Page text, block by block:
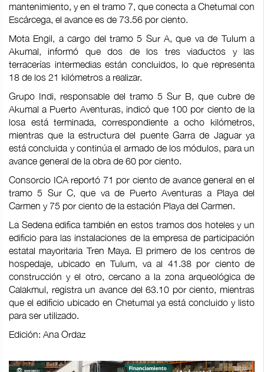
mantenimiento, y en el tramo 7, que conecta a Chetumal con
Escárcega, el avance es de 73.56 por ciento.
Mota Engil, a cargo del tramo 5 Sur A, que va de Tulum a
Akumal, informó que dos de los tres viaductos y las
terracerías intermedias están concluidos, lo que representa
18 de los 21 kilómetros a realizar.
Grupo Indi, responsable del tramo 5 Sur B, que cubre de
Akumal a Puerto Aventuras, indicó que 100 por ciento de la
losa está terminada, correspondiente a ocho kilómetros,
mientras que la estructura del puente Garra de Jaguar ya
está concluida y continúa el armado de los módulos, para un
avance general de la obra de 60 por ciento.
Consorcio ICA reportó 71 por ciento de avance general en el
tramo 5 Sur C, que va de Puerto Aventuras a Playa del
Carmen y 75 por ciento de la estación Playa del Carmen.
La Sedena edifica también en estos tramos dos hoteles y un
edificio para las instalaciones de la empresa de participación
estatal mayoritaria Tren Maya. El primero de los centros de
hospedaje, ubicado en Tulum, va al 41.38 por ciento de
construcción y el otro, cercano a la zona arqueológica de
Calakmul, registra un avance del 63.10 por ciento, mientras
que el edificio ubicado en Chetumal ya está concluido y listo
para ser utilizado.
Edición: Ana Ordaz